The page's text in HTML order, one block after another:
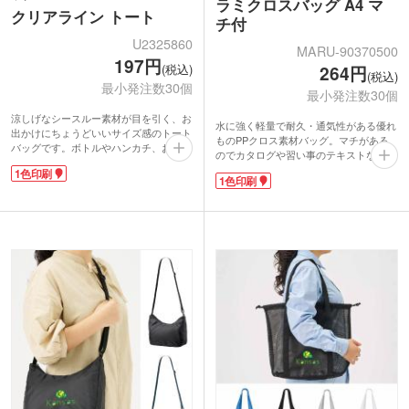
クリアライン トート
U2325860
197円(税込)
最小発注数30個
涼しげなシースルー素材が目を引く、お
出かけにちょうどいいサイズ感のトート
バッグです。ボトルやハンカチ、お財布
やコスメポーチなどを入れられます。レ
ジャーシートのような素材で、水や汚れ
シンプルなデザインで、ロゴやブランド
名の名入れがよく映えます。SNSキャン
ペーンやイベントの来場特典など、トレ
ンド感を意識した格安ノベルティを作成
したい方におすすめです。
1色印刷
チ付
MARU-90370500
264円(税込)
最小発注数30個
水に強く軽量で耐久・通気性がある優れ
ものPPクロス素材バッグ。マチがある
のでカタログや習い事のテキストなど重
い荷物が楽に運べて自立します。汚れて
もサッと拭けば綺麗になるから、お手入
す。
レルショップ・雑貨店のショッパーにい
かかでしょうか？末永く愛用してもらえ
るノベルティで人気があります。
1色印刷